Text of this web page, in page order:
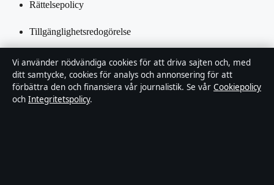
Rättelsepolicy
Tillgänglighetsredogörelse
Integritetspolicy
Kändisar & integritet
Vi använder nödvändiga cookies för att driva sajten och, med
ditt samtycke, cookies för analys och annonsering för att
förbättra den och finansiera vår journalistik. Se vår Cookiepolicy
och Integritetspolicy.